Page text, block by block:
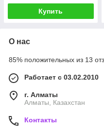
Купить
О нас
85% положительных из 13
Работает с 03.02.2010
г. Алматы
Алматы, Казахстан
Контакты